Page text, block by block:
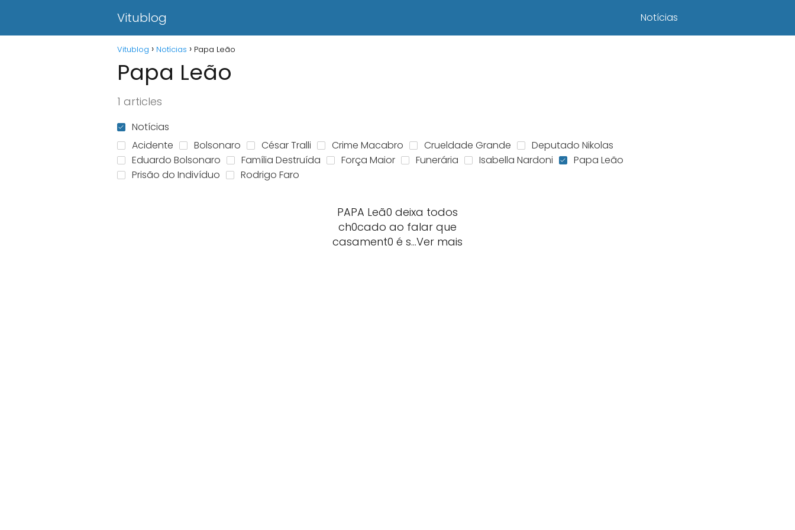
Vitublog Notícias
Vitublog Notícias Papa Leão
Papa Leão
1 articles
Notícias
Acidente
Bolsonaro César Tralli Crime Macabro Crueldade Grande
Deputado Nikolas
Eduardo Bolsonaro
Família Destruída Força Maior Funerária Isabella Nardoni
Papa Leão
Prisão do Indivíduo
Rodrigo Faro
PAPA Leã0 deixa todos
ch0cado ao falar que
casament0 é s…Ver mais